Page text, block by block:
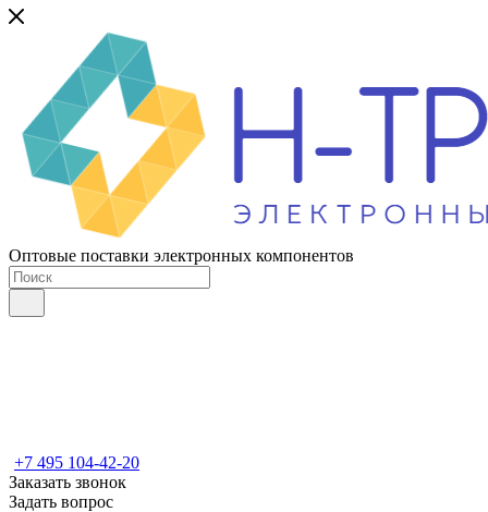
Оптовые поставки электронных компонентов
+7 495 104-42-20
Заказать звонок
Задать вопрос